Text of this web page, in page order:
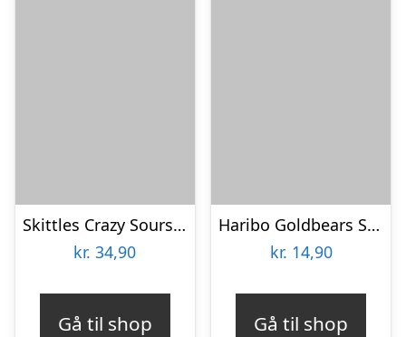
Skittles Crazy Sours i Pose – 152 g
kr. 34,90
Gå til shop
Haribo Goldbears Sour – 70 g
kr. 14,90
Gå til shop